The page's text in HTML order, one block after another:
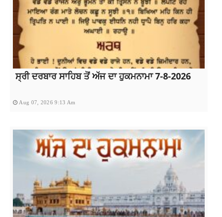
ਸ੍ਰੀ ਦਰਬਾਰ ਸਾਹਿਬ ਤੋਂ ਅੱਜ ਦਾ ਹੁਕਮਨਾਮਾ 7-8-2026
Aug 07, 2026 9:13 Am